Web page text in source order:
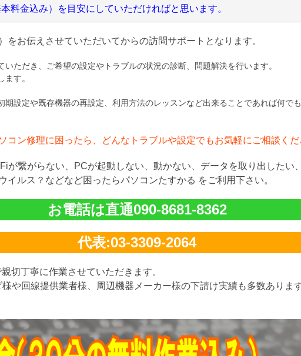
金込み）を目安にしていただければと思います。
をお伝えさせていただいてからの訪問サポートとなります。
ただき、ご希望の設定やトラブルの状況の診断、問題解決を行います。
す。
期設定や既存機器の再設定、利用方法のレッスンなど出来ることであれば何で
コン修理に困ったら、どんなトラブルや設定でもお気軽にご相談くだ
が繋がらない、PCが起動しない、動かない、データを取り出したい
イルス？などなど困ったらパソコンたすかる をご利用下さい。
お電話は直通090-8681-8362
代表:03-3309-2064
切丁寧に作業させていただきます。
や回線提供業者様、周辺機器メーカー様の下請け実績も多数ありま